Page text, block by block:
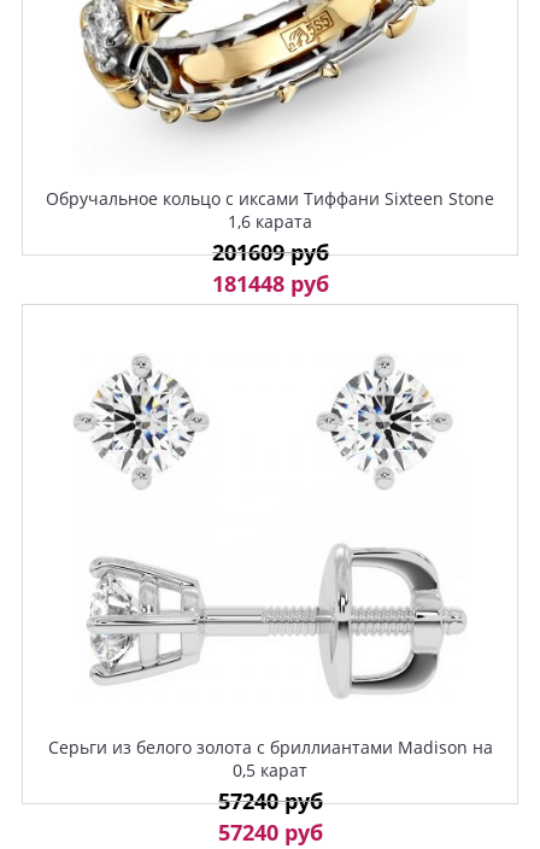
Обручальное кольцо с иксами Тиффани Sixteen Stone
1,6 карата
201609 руб
181448 руб
Серьги из белого золота с бриллиантами Madison на
0,5 карат
57240 руб
57240 руб